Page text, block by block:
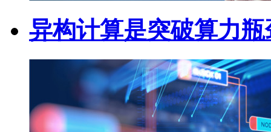
异构计算是突破算力